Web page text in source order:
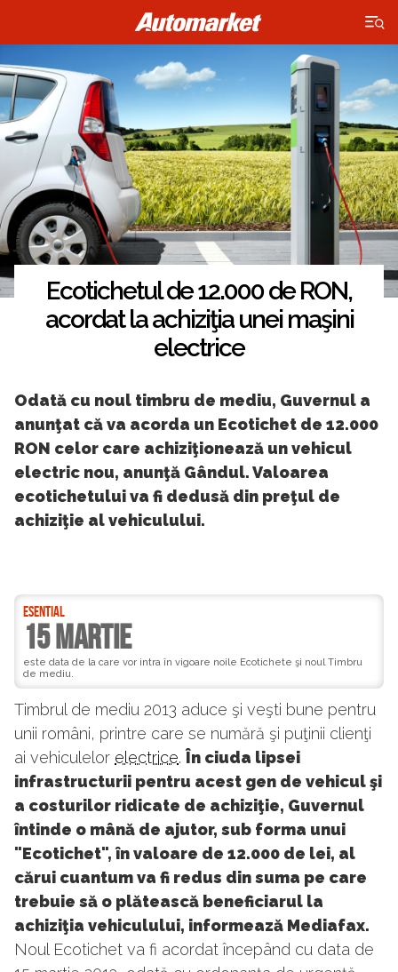
×
Ecotichetul de 12.000 de RON,
acordat la achiziţia unei maşini
electrice
Odată cu noul timbru de mediu, Guvernul a
anunţat că va acorda un Ecotichet de 12.000
RON celor care achiziţionează un vehicul
electric nou, anunţă Gândul. Valoarea
ecotichetului va fi dedusă din preţul de
achiziţie al vehiculului.
ESENTIAL
15 martie
este data de la care vor intra în vigoare noile Ecotichete şi noul Timbru
de mediu.
Timbrul de mediu 2013 aduce şi veşti bune pentru
unii români, printre care se numără şi puţinii clienţi
ai vehiculelor electrice. În ciuda lipsei
infrastructurii pentru acest gen de vehicul şi
a costurilor ridicate de achiziţie, Guvernul
întinde o mână de ajutor, sub forma unui
"Ecotichet", în valoare de 12.000 de lei, al
cărui cuantum va fi redus din suma pe care
trebuie să o plătească beneficiarul la
achiziţia vehiculului, informează Mediafax.
Noul Ecotichet va fi acordat începând cu data de